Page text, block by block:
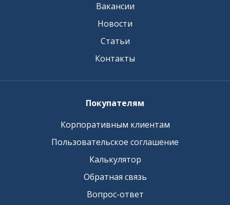
Вакансии
Новости
Статьи
Контакты
Покупателям
Корпоративным клиентам
Пользовательское соглашение
Калькулятор
Обратная связь
Вопрос-ответ